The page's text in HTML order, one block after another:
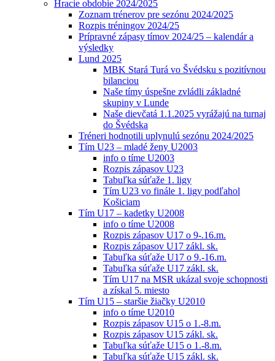
Hracie obdobie 2024/2025
Zoznam trénerov pre sezónu 2024/2025
Rozpis tréningov 2024/25
Prípravné zápasy tímov 2024/25 – kalendár a
výsledky
Lund 2025
MBK Stará Turá vo Švédsku s pozitívnou
bilanciou
Naše tímy úspešne zvládli základné
skupiny v Lunde
Naše dievčatá 1.1.2025 vyrážajú na turnaj
do Švédska
Tréneri hodnotili uplynulú sezónu 2024/2025
Tím U23 – mladé ženy U2003
info o tíme U2003
Rozpis zápasov U23
Tabuľka súťaže 1. ligy
Tím U23 vo finále 1. ligy podľahol
Košiciam
Tím U17 – kadetky U2008
info o tíme U2008
Rozpis zápasov U17 o 9-.16.m.
Rozpis zápasov U17 zákl. sk.
Tabuľka súťaže U17 o 9.-16.m.
Tabuľka súťaže U17 zákl. sk.
Tím U17 na MSR ukázal svoje schopnosti
a získal 5. miesto
Tím U15 – staršie žiačky U2010
info o tíme U2010
Rozpis zápasov U15 o 1.-8.m.
Rozpis zápasov U15 zákl. sk.
Tabuľka súťaže U15 o 1.-8.m.
Tabuľka súťaže U15 zákl. sk.